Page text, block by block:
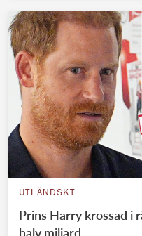
UTLÄNDSKT
Prins Harry krossad i
halv miljard